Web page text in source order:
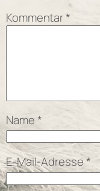
Kommentar*
Name*
E-Mail-Adresse*